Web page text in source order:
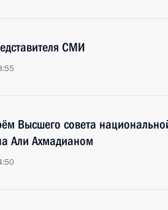
СМИ
Высшего совета
Али Ахмадианом